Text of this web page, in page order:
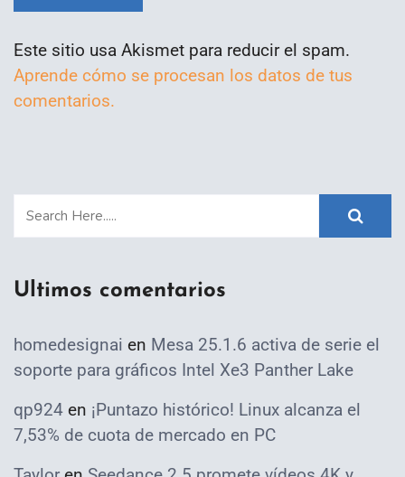
Este sitio usa Akismet para reducir el spam.
Aprende cómo se procesan los datos de tus
comentarios.
Ultimos comentarios
homedesignai en Mesa 25.1.6 activa de serie el
soporte para gráficos Intel Xe3 Panther Lake
qp924 en ¡Puntazo histórico! Linux alcanza el
7,53% de cuota de mercado en PC